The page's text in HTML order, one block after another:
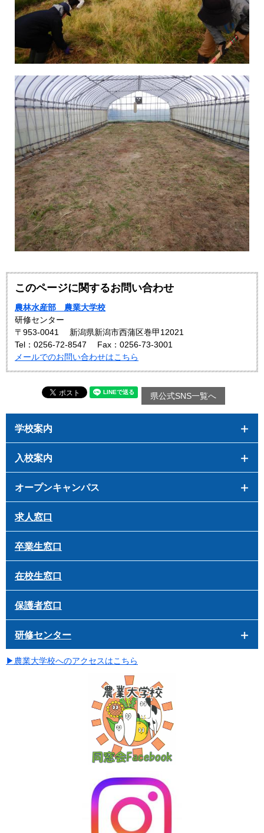
このページに関するお問い合わせ
農林水産部 農業大学校
研修センター
〒953-0041
新潟県新潟市西蒲区巻甲12021
Tel：0256-72-8547
Fax：0256-73-3001
メールでのお問い合わせはこちら
県公式SNS一覧へ
学校案内
入校案内
オープンキャンパス
求人窓口
卒業生窓口
在校生窓口
保護者窓口
研修センター
▶ 農業大学校へのアクセスはこちら